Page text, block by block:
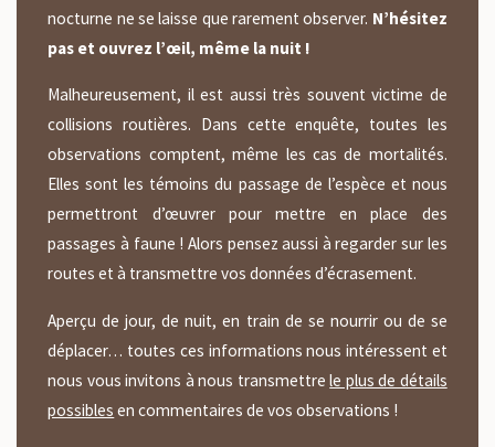
nocturne ne se laisse que rarement observer. N’hésitez
pas et ouvrez l’œil, même la nuit !
Malheureusement, il est aussi très souvent victime de
collisions routières. Dans cette enquête, toutes les
observations comptent, même les cas de mortalités.
Elles sont les témoins du passage de l’espèce et nous
permettront d’œuvrer pour mettre en place des
passages à faune ! Alors pensez aussi à regarder sur les
routes et à transmettre vos données d’écrasement.
Aperçu de jour, de nuit, en train de se nourrir ou de se
déplacer… toutes ces informations nous intéressent et
nous vous invitons à nous transmettrele plus de détails
possibles en commentaires de vos observations !